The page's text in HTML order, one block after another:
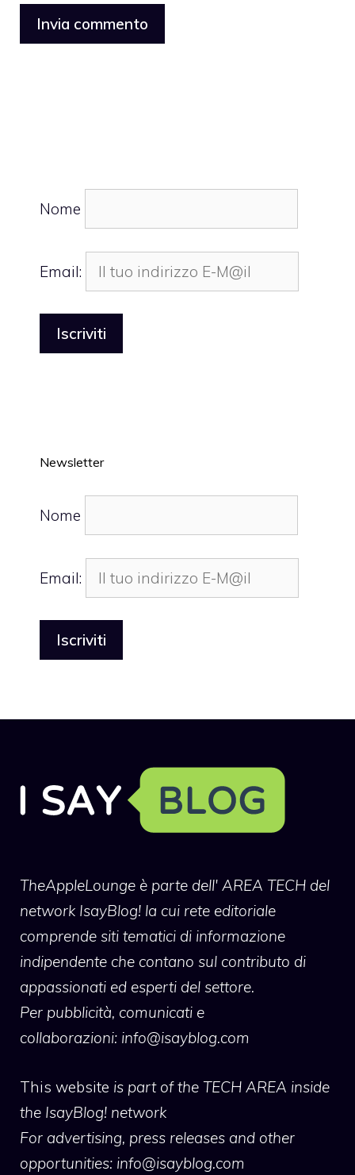
Nome
Email:
Newsletter
Nome
Email:
TheAppleLounge è parte dell' AREA TECH del
network IsayBlog! la cui rete editoriale
comprende siti tematici di informazione
indipendente che contano sul contributo di
appassionati ed esperti del settore.
Per pubblicità, comunicati e
collaborazioni: info@isayblog.com
This website is part of the TECH AREA inside
the IsayBlog! network
For advertising, press releases and other
opportunities: info@isayblog.com